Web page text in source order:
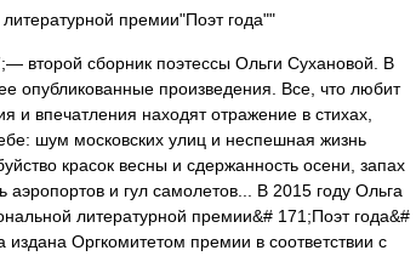
премии"Поэт года""
второй сборник поэтессы Ольги Сухановой. В
опубликованные произведения. Все, что любит
и впечатления находят отражение в стихах,
шум московских улиц и неспешная жизнь
красок весны и сдержанность осени, запах
аэропортов и гул самолетов... В 2015 году Ольга
литературной премии&# 171;Поэт года&#
Оргкомитетом премии в соответствии с